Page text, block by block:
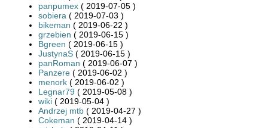
panpumex ( 2019-07-05 )
sobiera ( 2019-07-03 )
bikeman ( 2019-06-22 )
grzebien ( 2019-06-15 )
Bgreen ( 2019-06-15 )
JustynaS ( 2019-06-15 )
panRoman ( 2019-06-07 )
Panzere ( 2019-06-02 )
menork ( 2019-06-02 )
Legnar79 ( 2019-05-08 )
wiki ( 2019-05-04 )
Andrzej mtb ( 2019-04-27 )
Cokeman ( 2019-04-14 )